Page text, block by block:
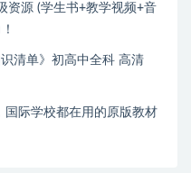
资源 (学生书+教学视频+音
清单》初高中全科 高清
国际学校都在用的原版教材